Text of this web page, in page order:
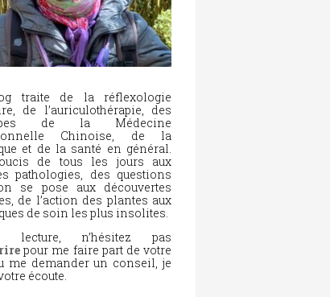
traite de la réflexologie
de l’auriculothérapie, des
de la Médecine
Chinoise, de la
et de la santé en général.
de tous les jours aux
pathologies, des questions
se pose aux découvertes
de l’action des plantes aux
de soin les plus insolites.
lecture, n’hésitez pas
pour me faire part de votre
me demander un conseil, je
écoute.